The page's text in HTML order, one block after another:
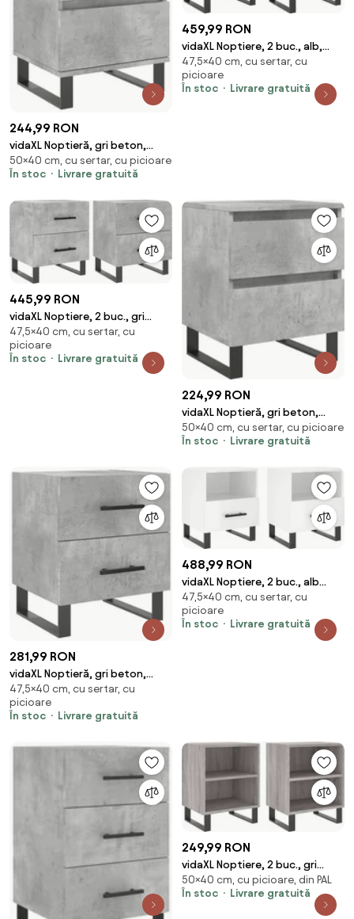
244,99 RON
vidaXL Noptieră, gri beton,
40x35x50 cm, lemn compozit
50×40 cm, cu sertar, cu picioare
În stoc
Livrare gratuită
459,99 RON
vidaXL Noptiere, 2 buc., alb,
40x35x47,5 cm, lemn compozit
47,5×40 cm, cu sertar, cu
picioare
În stoc
Livrare gratuită
445,99 RON
vidaXL Noptiere, 2 buc., gri
beton, 40x35x47,5 cm, lemn
compozit
47,5×40 cm, cu sertar, cu
picioare
În stoc
Livrare gratuită
224,99 RON
vidaXL Noptieră, gri beton,
40x35x50 cm, lemn compozit
50×40 cm, cu sertar, cu picioare
În stoc
Livrare gratuită
281,99 RON
vidaXL Noptieră, gri beton,
40x35x47,5 cm, lemn compozit
47,5×40 cm, cu sertar, cu
picioare
În stoc
Livrare gratuită
488,99 RON
vidaXL Noptiere, 2 buc., alb
extralucios, 40x35x47,5 cm,
lemn compozit
47,5×40 cm, cu sertar, cu
picioare
În stoc
Livrare gratuită
249,99 RON
vidaXL Noptiere, 2 buc., gri
sonoma, 40x30x50 cm, lemn
compozit
50×40 cm, cu picioare, din PAL
În stoc
Livrare gratuită